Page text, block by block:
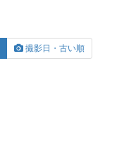
撮影日・古い順